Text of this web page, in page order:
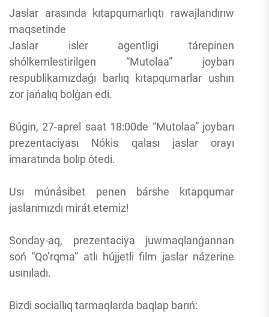
Jaslar arasında kıtapqumarlıqtı rawajlandırıw
maqsetinde
Jaslar isler agentligi tárepinen
shólkemlestirilgen “Mutolaa” joybarı
respublikamızdaǵı barlıq kıtapqumarlar ushın
zor jańalıq bolǵan edi.
Búgin, 27-aprel saat 18:00de “Mutolaa” joybarı
prezentaciyası Nókis qalası jaslar orayı
imaratında bolıp ótedi.
Usı múnásibet penen bárshe kıtapqumar
jaslarımızdı mirát etemiz!
Sonday-aq, prezentaciya juwmaqlanǵannan
soń “Qo’rqma” atlı hújjetli film jaslar názerine
usınıladı.
Bizdi sociallıq tarmaqlarda baqlap barıń: